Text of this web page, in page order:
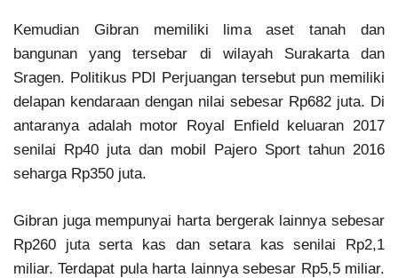
Kemudian Gibran memiliki lima aset tanah dan
bangunan yang tersebar di wilayah Surakarta dan
Sragen. Politikus PDI Perjuangan tersebut pun memiliki
delapan kendaraan dengan nilai sebesar Rp682 juta. Di
antaranya adalah motor Royal Enfield keluaran 2017
senilai Rp40 juta dan mobil Pajero Sport tahun 2016
seharga Rp350 juta.
Gibran juga mempunyai harta bergerak lainnya sebesar
Rp260 juta serta kas dan setara kas senilai Rp2,1
miliar. Terdapat pula harta lainnya sebesar Rp5,5 miliar.